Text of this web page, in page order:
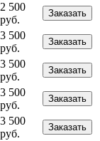
2 500
руб.
Заказать
3 500
руб.
Заказать
3 500
руб.
Заказать
3 500
руб.
Заказать
3 500
руб.
Заказать